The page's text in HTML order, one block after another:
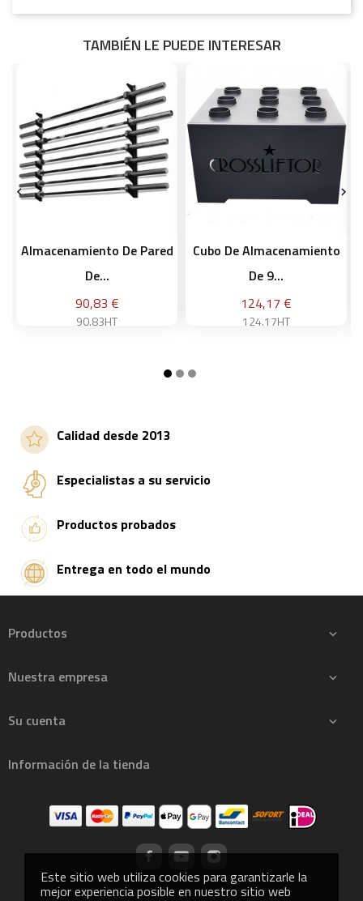
Este sitio web utiliza cookies para garantizarle la
mejor experiencia posible en nuestro sitio web
TAMBIÉN LE PUEDE INTERESAR
Almacenamiento De Pared
De...
Precio
90,83 €
90.83HT
Cubo De Almacenamiento
De 9...
Precio
124,17 €
124.17HT
 
Calidad desde 2013
Especialistas a su servicio
Productos probados
Entrega en todo el mundo
Productos 
Nuestra empresa 
Su cuenta 
Información de la tienda